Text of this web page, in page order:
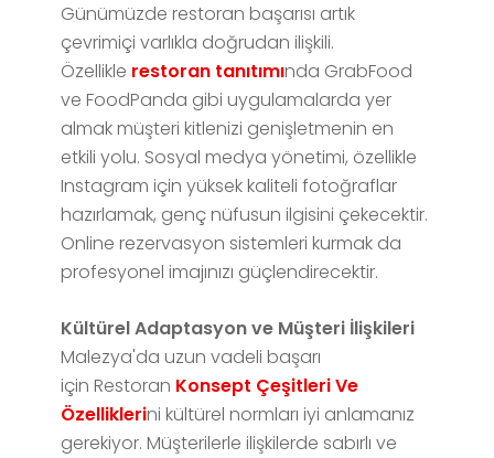
Günümüzde restoran başarısı artık
çevrimiçi varlıkla doğrudan ilişkili.
Özellikle restoran tanıtımında GrabFood
ve FoodPanda gibi uygulamalarda yer
almak müşteri kitlenizi genişletmenin en
etkili yolu. Sosyal medya yönetimi, özellikle
Instagram için yüksek kaliteli fotoğraflar
hazırlamak, genç nüfusun ilgisini çekecektir.
Online rezervasyon sistemleri kurmak da
profesyonel imajınızı güçlendirecektir.
Kültürel Adaptasyon ve Müşteri İlişkileri
Malezya'da uzun vadeli başarı
için Restoran Konsept Çeşitleri Ve
Özelliklerini kültürel normları iyi anlamanız
gerekiyor. Müşterilerle ilişkilerde sabırlı ve